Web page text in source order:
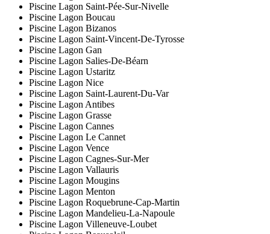
Piscine Lagon Saint-Pée-Sur-Nivelle
Piscine Lagon Boucau
Piscine Lagon Bizanos
Piscine Lagon Saint-Vincent-De-Tyrosse
Piscine Lagon Gan
Piscine Lagon Salies-De-Béarn
Piscine Lagon Ustaritz
Piscine Lagon Nice
Piscine Lagon Saint-Laurent-Du-Var
Piscine Lagon Antibes
Piscine Lagon Grasse
Piscine Lagon Cannes
Piscine Lagon Le Cannet
Piscine Lagon Vence
Piscine Lagon Cagnes-Sur-Mer
Piscine Lagon Vallauris
Piscine Lagon Mougins
Piscine Lagon Menton
Piscine Lagon Roquebrune-Cap-Martin
Piscine Lagon Mandelieu-La-Napoule
Piscine Lagon Villeneuve-Loubet